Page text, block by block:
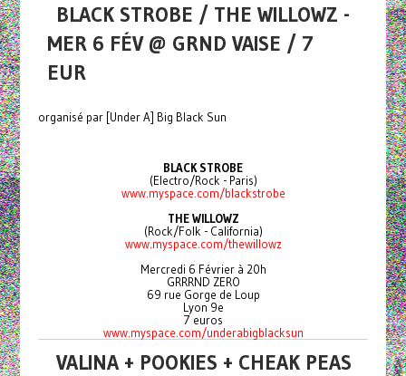
BLACK STROBE / THE WILLOWZ -
MER 6 FÉV @ GRND VAISE / 7
EUR
organisé par [Under A] Big Black Sun
BLACK STROBE
(Electro/Rock - Paris)
www.myspace.com/blackstrobe
THE WILLOWZ
(Rock/Folk - California)
www.myspace.com/thewillowz
Mercredi 6 Février à 20h
GRRRND ZERO
69 rue Gorge de Loup
Lyon 9e
7 euros
www.myspace.com/underabigblacksun
VALINA + POOKIES + CHEAK PEAS